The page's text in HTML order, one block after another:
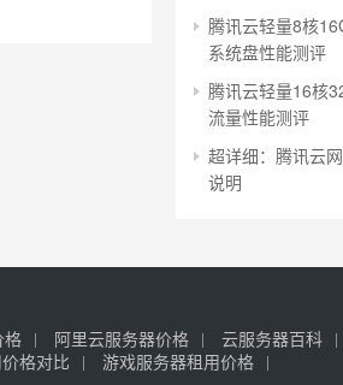
腾讯云轻量8核
系统盘性能测评
腾讯云轻量16核
流量性能测评
超详细：腾讯云
说明
格 阿里云服务器价格 云服务器百科
格对比
游戏服务器租用价格